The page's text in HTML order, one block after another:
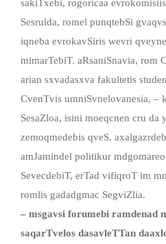
sakiTxebi, rogoricaa
Sesrulda, romel punqtebSi
iqneba evrokavSiris wevri
mimarTebiT. aRsaniSnavia, rom
arian sxvadasxva fakultetis
CvenTvis umniSvnelovanesia, –
SesaZloa, isini moeqcnen cru da
zemoqmedebis qveS.
amJamindel politikur
SevecdebiT, erTad vifiqroT im
romlis gadadgmac SegviZlia.
– msgavsi forumebi ramdenad
saqarTvelos dasavleTTan